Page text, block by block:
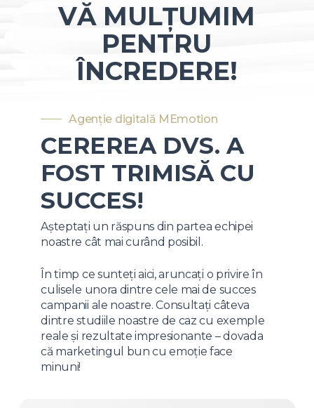
VĂ MULȚUMIM
PENTRU
ÎNCREDERE!
Agenție digitală MEmotion
CEREREA DVS. A
FOST TRIMISĂ CU
SUCCES!
Așteptați un răspuns din partea echipei
noastre cât mai curând posibil.
În timp ce sunteți aici, aruncați o privire în
culisele unora dintre cele mai de succes
campanii ale noastre. Consultați câteva
dintre studiile noastre de caz cu exemple
reale și rezultate impresionante – dovada
că marketingul bun cu emoție face
minuni!